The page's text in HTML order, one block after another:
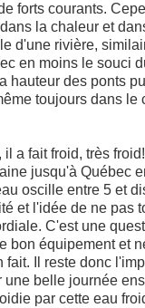
forts courants.
la chaleur et
d'une rivière,
en moins le souci
hauteur des ponts
toujours dans le
il a fait froid, très
jusqu'à Québec
oscille entre 5 et
et l'idée de ne pas
C'est une
bon équipement et
fait. Il reste donc
une belle journée
par cette eau